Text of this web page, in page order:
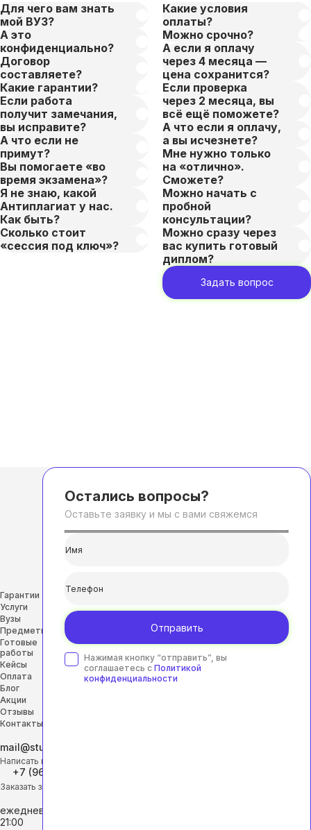
Для чего вам знать
мой ВУЗ?
А это
конфиденциально?
Договор
составляете?
Какие гарантии?
Если работа
получит замечания,
вы исправите?
А что если не
примут?
Вы помогаете «во
время экзамена»?
Я не знаю, какой
Антиплагиат у нас.
Как быть?
Сколько стоит
«сессия под ключ»?
Какие условия
оплаты?
Можно срочно?
А если я оплачу
через 4 месяца —
цена сохранится?
Если проверка
через 2 месяца, вы
всё ещё поможете?
А что если я оплачу,
а вы исчезнете?
Мне нужно только
на «отлично».
Сможете?
Можно начать с
пробной
консультации?
Можно сразу через
вас купить готовый
диплом?
Задать вопрос
Гарантии
Услуги
Вузы
Предметы
Готовые
работы
Кейсы
Оплата
Блог
Акции
Отзывы
Контакты
mail@studhelp-online.ru
Написать на почту
+7 (968) 453-29-88
Заказать звонок
ежедневно с 9:00 до
21:00
Остались вопросы?
Оставьте заявку и мы с вами свяжемся
Отправить
Нажимая кнопку “отправить”, вы
соглашаетесь с Политикой
конфиденциальности